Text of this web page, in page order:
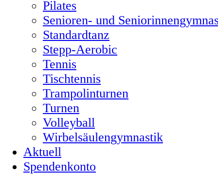
Pilates
Senioren- und
Standardtanz
Stepp-Aerobic
Tennis
Tischtennis
Trampolinturnen
Turnen
Volleyball
Wirbelsäulengymnastik
Aktuell
Spendenkonto